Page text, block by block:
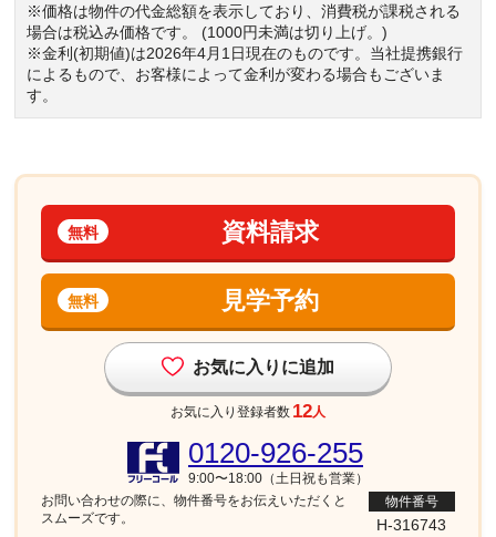
※価格は物件の代金総額を表示しており、消費税が課税される
場合は税込み価格です。 (1000円未満は切り上げ。)
※金利(初期値)は2026年4月1日現在のものです。当社提携銀行
によるもので、お客様によって金利が変わる場合もございま
す。
資料請求
無料
見学予約
無料
お気に入りに追加
お気に入り登録者数 12 人
0120-926-255
9:00〜18:00（土日祝も営業）
お問い合わせの際に、物件番号をお伝えいただくと
スムーズです。
物件番号
H-316743